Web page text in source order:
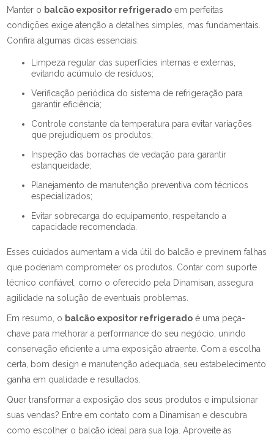
Manter o balcão expositor refrigerado em perfeitas
condições exige atenção a detalhes simples, mas fundamentais.
Confira algumas dicas essenciais:
evitando acúmulo de resíduos;
Verificação periódica do sistema de refrigeração para
garantir eficiência;
Controle constante da temperatura para evitar variações
que prejudiquem os produtos;
estanqueidade;
Planejamento de manutenção preventiva com técnicos
especializados;
Evitar sobrecarga do equipamento, respeitando a
capacidade recomendada.
Esses cuidados aumentam a vida útil do balcão e previnem falhas
que poderiam comprometer os produtos. Contar com suporte
técnico confiável, como o oferecido pela Dinamisan, assegura
agilidade na solução de eventuais problemas.
Em resumo, o balcão expositor refrigerado é uma peça-
chave para melhorar a performance do seu negócio, unindo
conservação eficiente a uma exposição atraente. Com a escolha
certa, bom design e manutenção adequada, seu estabelecimento
ganha em qualidade e resultados.
Quer transformar a exposição dos seus produtos e impulsionar
suas vendas? Entre em contato com a Dinamisan e descubra
como escolher o balcão ideal para sua loja. Aproveite as